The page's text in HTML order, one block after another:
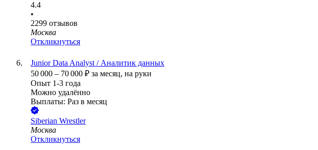
4.4
•
2299 отзывов
Москва
Откликнуться
Junior Data Analyst / Аналитик данных
50 000 – 70 000 ₽ за месяц, на руки
Опыт 1-3 года
Можно удалённо
Выплаты: Раз в месяц
Siberian Wrestler
Москва
Откликнуться